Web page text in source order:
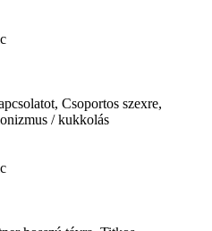
Csoportos szexre,
/ kukkolás